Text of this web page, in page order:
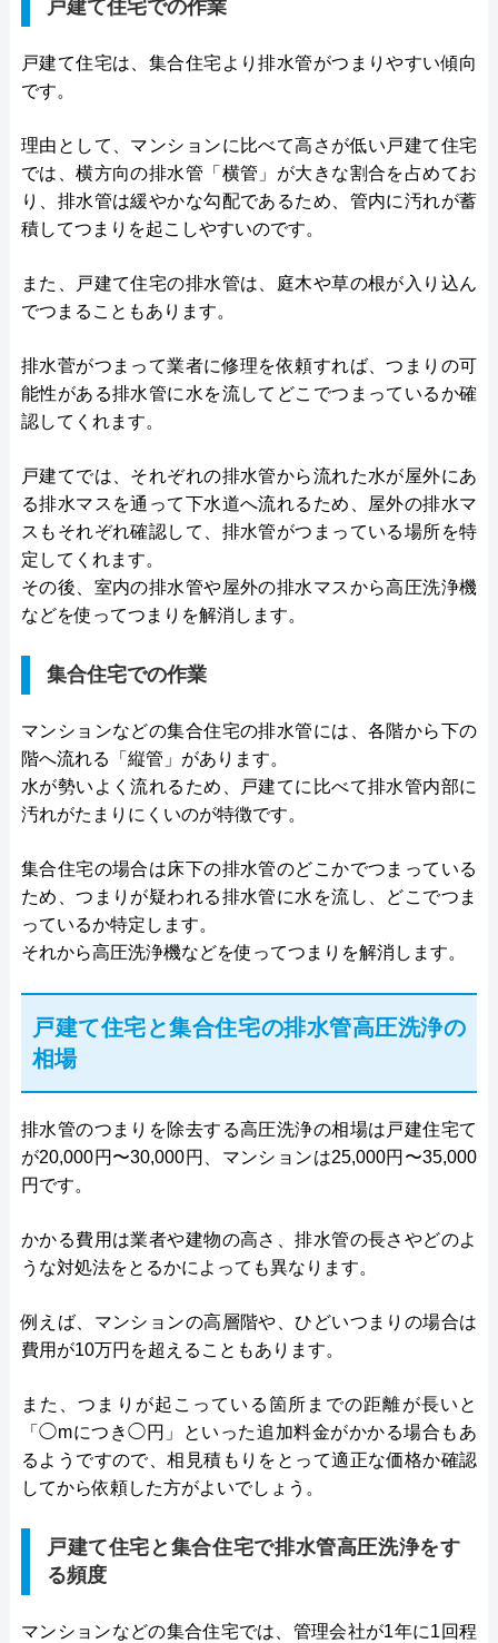
戸建て住宅での作業
戸建て住宅は、集合住宅より排水管がつまりやすい傾向
です。
理由として、マンションに比べて高さが低い戸建て住宅
では、横方向の排水管「横管」が大きな割合を占めてお
り、排水管は緩やかな勾配であるため、管内に汚れが蓄
積してつまりを起こしやすいのです。
また、戸建て住宅の排水管は、庭木や草の根が入り込ん
でつまることもあります。
排水菅がつまって業者に修理を依頼すれば、つまりの可
能性がある排水管に水を流してどこでつまっているか確
認してくれます。
戸建てでは、それぞれの排水管から流れた水が屋外にあ
る排水マスを通って下水道へ流れるため、屋外の排水マ
スもそれぞれ確認して、排水管がつまっている場所を特
定してくれます。
その後、室内の排水管や屋外の排水マスから高圧洗浄機
などを使ってつまりを解消します。
集合住宅での作業
マンションなどの集合住宅の排水管には、各階から下の
階へ流れる「縦管」があります。
水が勢いよく流れるため、戸建てに比べて排水管内部に
汚れがたまりにくいのが特徴です。
集合住宅の場合は床下の排水管のどこかでつまっている
ため、つまりが疑われる排水管に水を流し、どこでつま
っているか特定します。
それから高圧洗浄機などを使ってつまりを解消します。
戸建て住宅と集合住宅の排水管高圧洗浄の
相場
排水管のつまりを除去する高圧洗浄の相場は戸建住宅て
が20,000円〜30,000円、マンションは25,000円〜35,000
円です。
かかる費用は業者や建物の高さ、排水管の長さやどのよ
うな対処法をとるかによっても異なります。
例えば、マンションの高層階や、ひどいつまりの場合は
費用が10万円を超えることもあります。
また、つまりが起こっている箇所までの距離が長いと
「◯mにつき◯円」といった追加料金がかかる場合もあ
るようですので、相見積もりをとって適正な価格か確認
してから依頼した方がよいでしょう。
戸建て住宅と集合住宅で排水管高圧洗浄をす
る頻度
マンションなどの集合住宅では、管理会社が1年に1回程